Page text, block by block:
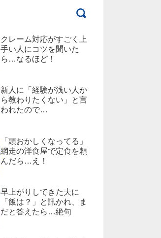
クレーム対応がすごく上
手い人にコツを聞いた
ら…なるほど！
新人に「経験が浅い人か
ら教わりたくない」と言
われたので…
「頭おかしくなってる」
網走の洋食屋で定食を頼
んだら…え！
早上がりしてきた夫に
「飯は？」と訊かれ、ま
だと答えたら…絶句